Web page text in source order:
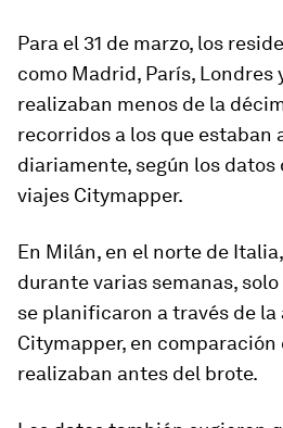
Para el 31 de marzo, los
como Madrid, París, Londres
realizaban menos de la
recorridos a los que estaban
diariamente, según los
viajes Citymapper.
En Milán, en el norte de
durante varias semanas,
se planificaron a través de
Citymapper, en comparación
realizaban antes del brote.